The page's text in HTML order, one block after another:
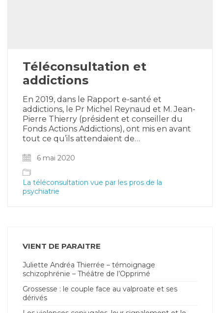
Téléconsultation et
addictions
En 2019, dans le Rapport e-santé et
addictions, le Pr Michel Reynaud et M. Jean-
Pierre Thierry (président et conseiller du
Fonds Actions Addictions), ont mis en avant
tout ce qu’ils attendaient de…
6 mai 2020
La téléconsultation vue par les pros de la
psychiatrie
VIENT DE PARAITRE
Juliette Andréa Thierrée – témoignage
schizophrénie – Théâtre de l’Opprimé
Grossesse : le couple face au valproate et ses
dérivés